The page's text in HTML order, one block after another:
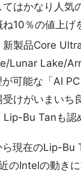
はかなり人気
10％の値上げ
製品Core
Lunar Lake/
可能な「AI
けがいまいち
Bu Tanも認
現在のLip-Bu
のIntelの動きに